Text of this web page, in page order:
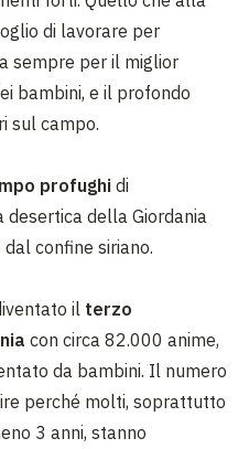
di lavorare per
sempre per il miglior
bambini, e il profondo
sul campo.
profughidi
desertica della Giordania
confine siriano.
il terzo
con circa 82.000 anime,
da bambini. Il numero
perché molti, soprattutto
3 anni, stanno